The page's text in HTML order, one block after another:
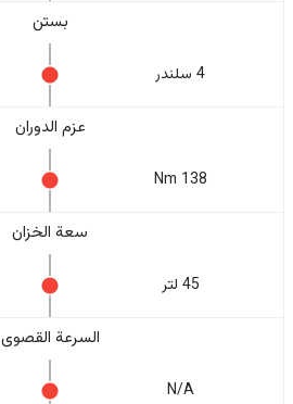
بستن
4 سلندر
عزم الدوران
138 Nm
سعة الخزان
45 لتر
السرعة القصوى
N/A